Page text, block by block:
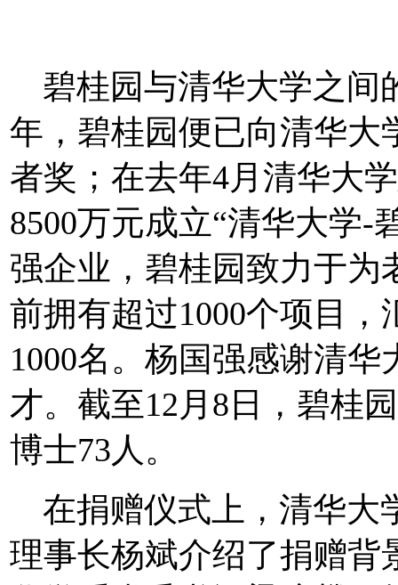
碧桂园与清华大学之间
年，碧桂园便已向清华大
者奖；在去年4月清华大
8500万元成立“清华大学-
强企业，碧桂园致力于为
前拥有超过1000个项目
1000名。杨国强感谢清
才。截至12月8日，碧桂
博士73人。
在捐赠仪式上，清华大
理事长杨斌介绍了捐赠背